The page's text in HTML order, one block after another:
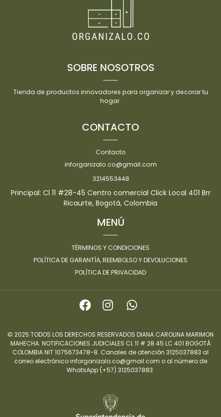
SOBRE NOSOTROS
Tienda de productos innovadores para organizar y decorar tu
hogar.
CONTACTO
Contacto
inforganizalo.co@gmail.com
3214553448
Principal: Cl 11 #28-45 Centro comercial Click Local 401 Brr
Ricaurte, Bogotá, Colombia
MENÚ
TÉRMINOS Y CONDICIONES
POLÍTICA DE GARANTÍA, REEMBOLSO Y DEVOLUCIONES
POLÍTICA DE PRIVACIDAD
© 2025 TODOS LOS DERECHOS RESERVADOS DIANA CAROLINA MARIMON
MAHECHA. NOTIFICACIONES JUDICIALES CL 11 # 28 45 LC 401 BOGOTÁ
COLOMBIA NIT 1075673478-8. Canales de atención 3125037883 al
correo electrónico inforganizalo.co@gmail.com o al número de
WhatsApp (+57) 3125037883.